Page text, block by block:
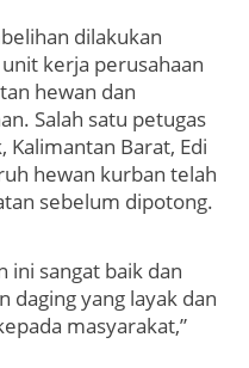
dilakukan
kerja perusahaan
hewan dan
Salah satu petugas
Barat, Edi
hewan kurban telah
sebelum dipotong.
ini sangat baik dan
daging yang layak dan
masyarakat,”